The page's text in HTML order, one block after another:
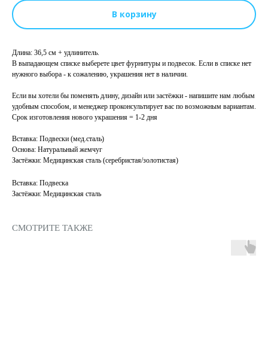
В корзину
Длина: 36,5 см + удлинитель.
В выпадающем списке выберете цвет фурнитуры и подвесок. Если в списке нет
нужного выбора - к сожалению, украшения нет в наличии.
Если вы хотели бы поменять длину, дизайн или застёжки - напишите нам любым
удобным способом, и менеджер проконсультирует вас по возможным вариантам.
Срок изготовления нового украшения = 1-2 дня
Вставка: Подвески (мед.сталь)
Основа: Натуральный жемчуг
Застёжки: Медицинская сталь (серебристая/золотистая)
Вставка: Подвеска
Застёжки: Медицинская сталь
СМОТРИТЕ ТАКЖЕ